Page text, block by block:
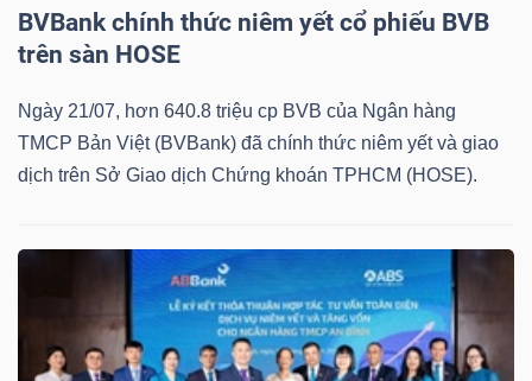
BVBank chính thức niêm yết cổ phiếu BVB
trên sàn HOSE
Ngày 21/07, hơn 640.8 triệu cp BVB của Ngân hàng
TMCP Bản Việt (BVBank) đã chính thức niêm yết và giao
dịch trên Sở Giao dịch Chứng khoán TPHCM (HOSE).
Tất cả Cổ phiếu Chỉ số Chứng chỉ quỹ Chứng
Lãnh
đạo
(-)